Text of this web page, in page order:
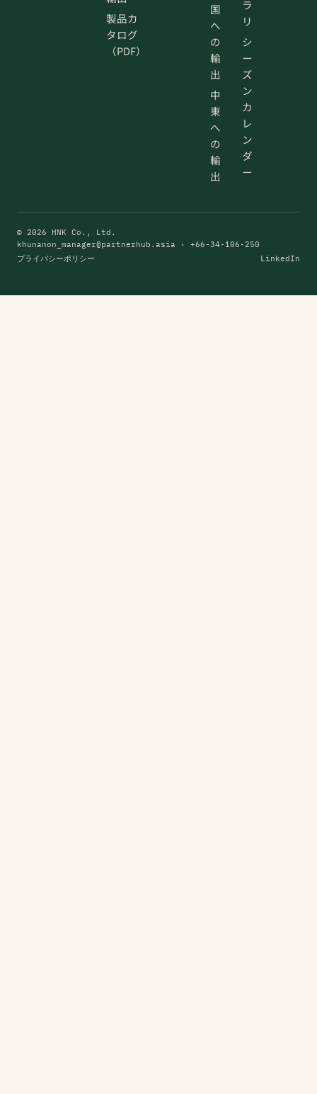
製品カ
タログ
（PDF）
国
へ
の
輸
出
中
東
へ
の
輸
出
ラ
リ
シ
ー
ズ
ン
カ
レ
ン
ダ
ー
© 2026 HNK Co., Ltd.
khunanon_manager@partnerhub.asia · +66-34-106-250
プライバシーポリシー
LinkedIn